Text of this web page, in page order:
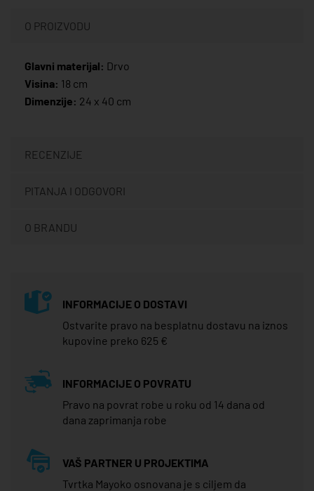
O PROIZVODU
Glavni materijal: Drvo
Visina: 18 cm
Dimenzije: 24 x 40 cm
RECENZIJE
PITANJA I ODGOVORI
O BRANDU
INFORMACIJE O DOSTAVI
Ostvarite pravo na besplatnu dostavu na iznos
kupovine preko 625 €
INFORMACIJE O POVRATU
Pravo na povrat robe u roku od 14 dana od
dana zaprimanja robe
VAŠ PARTNER U PROJEKTIMA
Tvrtka Mayoko osnovana je s ciljem da